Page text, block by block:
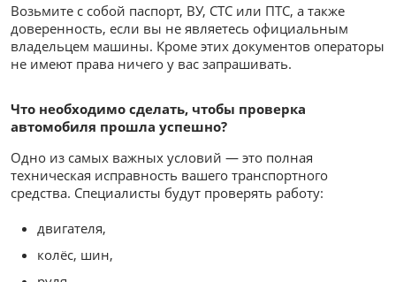
Возьмите с собой паспорт, ВУ, СТС или ПТС, а также
доверенность, если вы не являетесь официальным
владельцем машины. Кроме этих документов операторы
не имеют права ничего у вас запрашивать.
Что необходимо сделать, чтобы проверка
автомобиля прошла успешно?
Одно из самых важных условий — это полная
техническая исправность вашего транспортного
средства. Специалисты будут проверять работу:
двигателя,
колёс, шин,